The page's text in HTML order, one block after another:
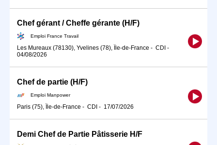
Chef gérant / Cheffe gérante (H/F)
Emploi France Travail
Les Mureaux (78130), Yvelines (78), Île-de-France - CDI -
04/08/2026
Chef de partie (H/F)
Emploi Manpower
Paris (75), Île-de-France - CDI - 17/07/2026
Demi Chef de Partie Pâtisserie H/F